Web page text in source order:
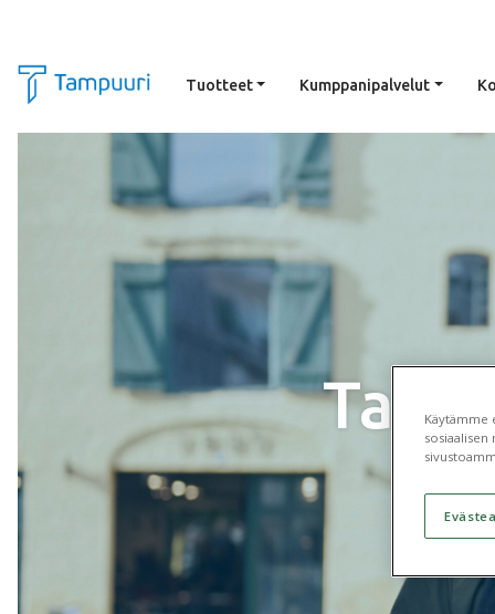
Siirry pääsisältöön
Tuotteet Kumppanipalvelut
Käytämme